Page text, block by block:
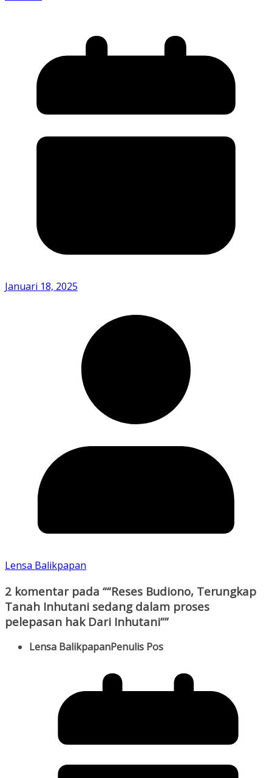
Januari 18, 2025
Lensa Balikpapan
2 komentar pada ““Reses Budiono, Terungkap
Tanah Inhutani sedang dalam proses
pelepasan hak Dari Inhutani””
Lensa BalikpapanPenulis Pos